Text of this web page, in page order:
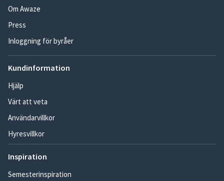
Om Awaze
Press
Inloggning för byråer
Kundinformation
Hjälp
Värt att veta
Användarvillkor
Hyresvillkor
Inspiration
Semesterinspiration